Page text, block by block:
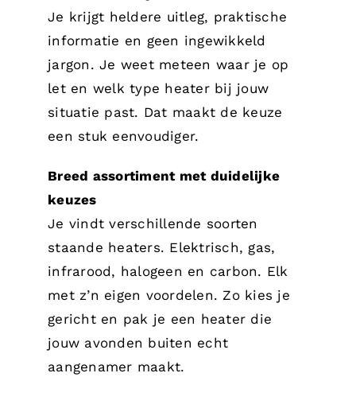
Je krijgt heldere uitleg, praktische
informatie en geen ingewikkeld
jargon. Je weet meteen waar je op
let en welk type heater bij jouw
situatie past. Dat maakt de keuze
een stuk eenvoudiger.
Breed assortiment met duidelijke
keuzes
Je vindt verschillende soorten
staande heaters. Elektrisch, gas,
infrarood, halogeen en carbon. Elk
met z’n eigen voordelen. Zo kies je
gericht en pak je een heater die
jouw avonden buiten echt
aangenamer maakt.